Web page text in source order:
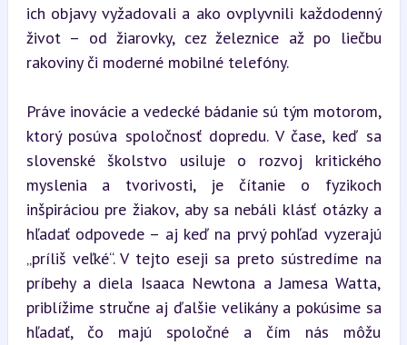
ich objavy vyžadovali a ako ovplyvnili každodenný
život – od žiarovky, cez železnice až po liečbu
rakoviny či moderné mobilné telefóny.
Práve inovácie a vedecké bádanie sú tým motorom,
ktorý posúva spoločnosť dopredu. V čase, keď sa
slovenské školstvo usiluje o rozvoj kritického
myslenia a tvorivosti, je čítanie o fyzikoch
inšpiráciou pre žiakov, aby sa nebáli klásť otázky a
hľadať odpovede – aj keď na prvý pohľad vyzerajú
„príliš veľké“. V tejto eseji sa preto sústredíme na
príbehy a diela Isaaca Newtona a Jamesa Watta,
priblížime stručne aj ďalšie velikány a pokúsime sa
hľadať, čo majú spoločné a čím nás môžu